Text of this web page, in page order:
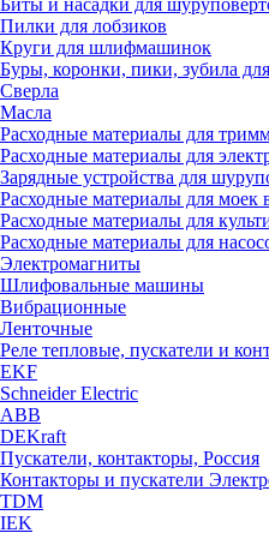
Биты и насадки для
Пилки для лобзиков
Круги для шлифмашинок
Буры, коронки, пики, зубила
Сверла
Масла
Расходные материалы для
Расходные материалы для
Зарядные устройства для
Расходные материалы для моек
Расходные материалы для
Расходные материалы для
Электромагниты
Шлифовальные машины
Вибрационные
Ленточные
Реле тепловые, пускатели и
EKF
Schneider Electric
ABB
DEKraft
Пускатели, контакторы, Россия
Контакторы и пускатели
TDM
IEK